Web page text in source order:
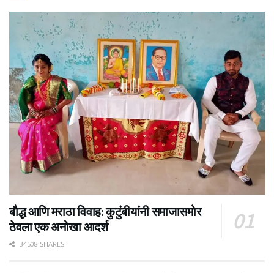
बौद्ध आणि मराठा विवाह: कुटुंबीयांनी समाजासमोर
ठेवला एक अनोखा आदर्श
34508 SHARES